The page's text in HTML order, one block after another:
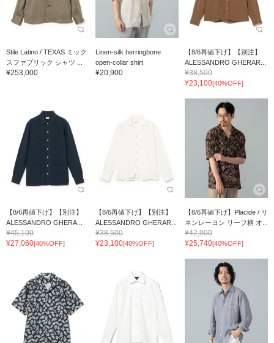
Stile Latino / TEXAS ミック
スファブリック シャツ ...
¥253,000
Linen-silk herringbone
open-collar shirt
¥20,900
【8/6再値下げ】【別注】
ALESSANDRO GHERAR...
¥38,500
¥23,100[40%OFF]
【8/6再値下げ】【別注】
ALESSANDRO GHERA...
¥45,100
¥27,060[40%OFF]
【8/6再値下げ】【別注】
ALESSANDRO GHERAR...
¥38,500
¥23,100[40%OFF]
【8/6再値下げ】Placide / リ
ネンレーヨン リーフ柄 オ...
¥42,900
¥25,740[40%OFF]